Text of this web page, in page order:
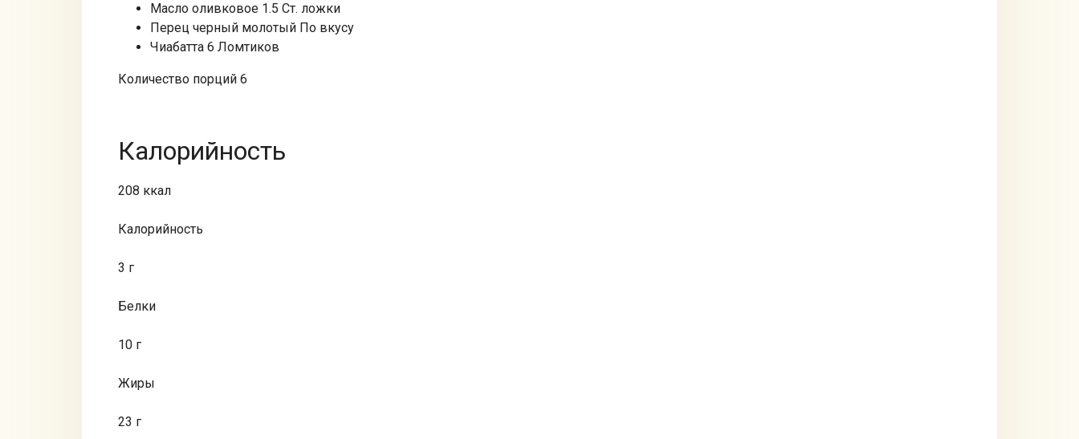
Масло оливковое 1.5 Ст. ложки
Перец черный молотый По вкусу
Чиабатта 6 Ломтиков
Количество порций 6
Калорийность
208 ккал
Калорийность
3 г
Белки
10 г
Жиры
23 г